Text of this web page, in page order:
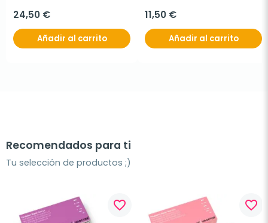
24,50 €
Añadir al carrito
11,50 €
Añadir al carrito
Recomendados para ti
Tu selección de productos ;)
favorite_border favorite_border